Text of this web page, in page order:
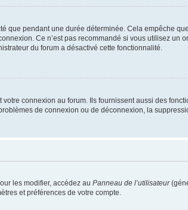
que pendant une durée déterminée. Cela empêche
Ce n’est pas recommandé si vous utilisez un
du forum a désactivé cette fonctionnalité.
connexion au forum. Ils fournissent aussi des
de connexion ou de déconnexion, la
les modifier, accédez au Panneau de l’utilisateur
et préférences de votre compte.